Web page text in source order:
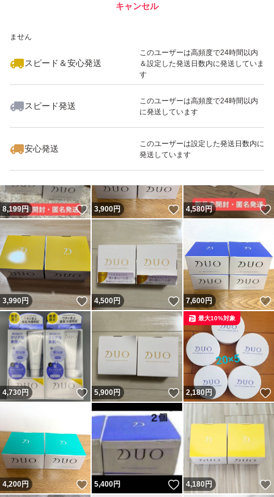
ません
スピード＆安心発送
このユーザーは高頻度で24時間以内
＆設定した発送日数内に発送していま
す
スピード発送
このユーザーは高頻度で24時間以内
に発送しています
安心発送
このユーザーは設定した発送日数内に
発送しています
キャンセル
いいね！
4,440
8,199円 いいね！
3,900円 いいね！
4,580円
3,990円 いいね！
4,500円 いいね！
7,600円
4,730円 いいね！
5,900円 いいね！
2,180円
最大10%対象
4,200円 いいね！
5,400円 いいね！
4,180円